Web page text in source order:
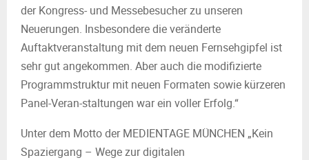
der Kongress- und Messebesucher zu unseren
Neuerungen. Insbesondere die veränderte
Auftaktveranstaltung mit dem neuen Fernsehgipfel ist
sehr gut angekommen. Aber auch die modifizierte
Programmstruktur mit neuen Formaten sowie kürzeren
Panel-Veran-staltungen war ein voller Erfolg.“
Unter dem Motto der MEDIENTAGE MÜNCHEN „Kein
Spaziergang – Wege zur digitalen